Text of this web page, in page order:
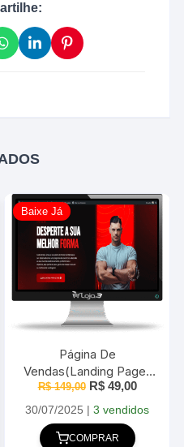
Baixe Já
Página De
Vendas(Landing Page)
Elementor Para Personal
2025
R$149,00 O
original
era:
R$ 149,00.
R$49,00O
atual
30/07/2025 |3 vendidos
COMPRAR